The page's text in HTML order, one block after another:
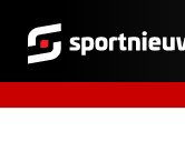
Sportnieuws.nl